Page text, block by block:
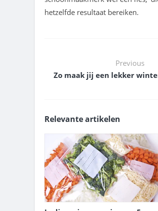
hetzelfde resultaat bereiken.
Previous
Zo maak jij een lekker
Relevante artikelen